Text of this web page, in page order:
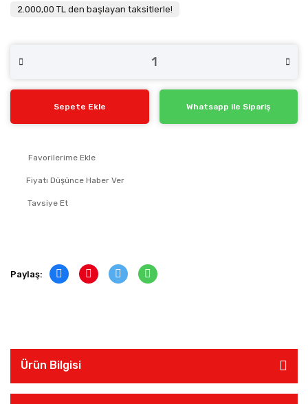
2.000,00 TL den başlayan taksitlerle!
Sepete Ekle Whatsapp ile Sipariş
Fiyatı Düşünce Haber Ver
Tavsiye Et
Paylaş:
Ürün Bilgisi